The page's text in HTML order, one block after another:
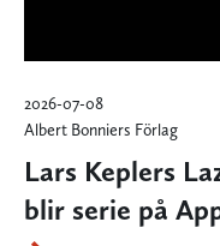
2026-07-08
Albert Bonniers Förlag
Lars Keplers
blir serie på